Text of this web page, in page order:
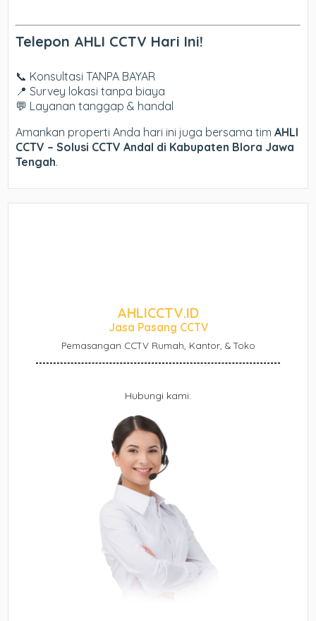
Telepon AHLI CCTV Hari Ini!
📞 Konsultasi TANPA BAYAR
📍 Survey lokasi tanpa biaya
💬 Layanan tanggap & handal
Amankan properti Anda hari ini juga bersama timAHLI
CCTV – Solusi CCTV Andal di Kabupaten Blora Jawa
Tengah.
AHLICCTV.ID
Jasa Pasang CCTV
Pemasangan CCTV Rumah, Kantor, & Toko
Hubungi kami: